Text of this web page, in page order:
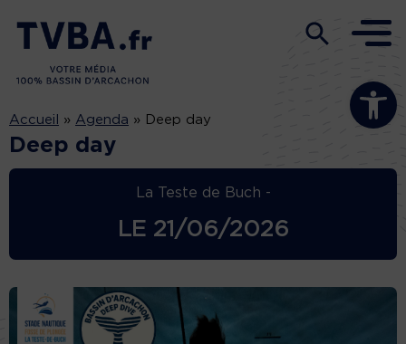
Ouvrir la
Accueil » Agenda » Deep day
Deep day
La Teste de Buch -
LE 21/06/2026